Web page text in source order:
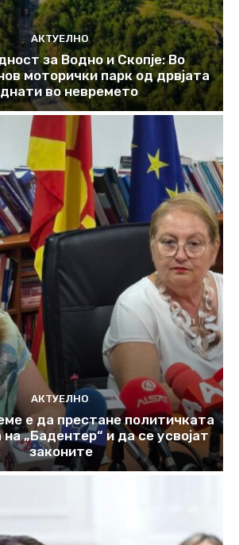
АКТУЕЛНО
за Водно и Скопје: Во
моторички парк од дрвјата
во невремето
АКТУЕЛНО
е да престане политичката
„Бадентер“ и да се усвојат
законите